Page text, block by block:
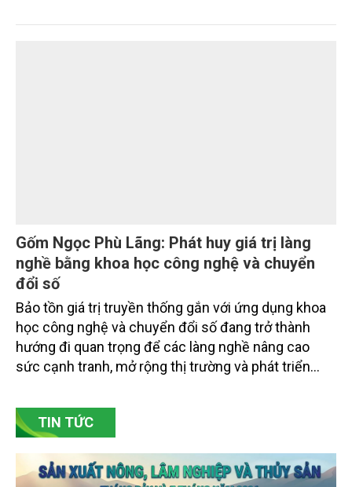
trường phối hợp với Sở Nông nghiệp và Môi trường
Gốm Ngọc Phù Lãng: Phát huy giá trị làng
nghề bằng khoa học công nghệ và chuyển
đổi số
Bảo tồn giá trị truyền thống gắn với ứng dụng khoa
học công nghệ và chuyển đổi số đang trở thành
hướng đi quan trọng để các làng nghề nâng cao
sức cạnh tranh, mở rộng thị trường và phát triển
Bắc Ninh, nhiều nghệ nhân và cơ sở sản xuất đã
chủ động đổi mới tư duy, đầu tư công nghệ, xây
TIN TỨC